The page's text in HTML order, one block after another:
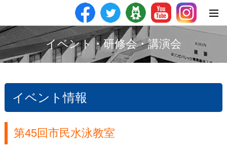
イベント・研修会・講演会
イベント情報
第45回市民水泳教室